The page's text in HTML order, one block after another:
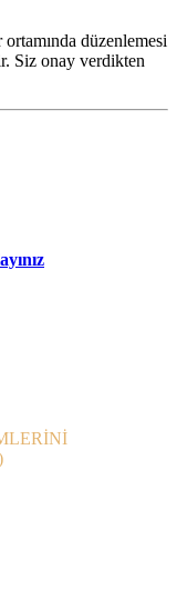
düzenlemesi
Siz onay verdikten